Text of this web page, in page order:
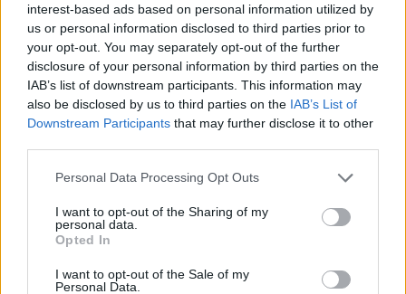
interest-based ads based on personal information utilized by
us or personal information disclosed to third parties prior to
your opt-out. You may separately opt-out of the further
disclosure of your personal information by third parties on the
IAB’s list of downstream participants. This information may
also be disclosed by us to third parties on the IAB’s List of
Downstream Participants that may further disclose it to other
Personal Data Processing Opt Outs
I want to opt-out of the Sharing of my
personal data.
Opted In
I want to opt-out of the Sale of my
Personal Data.
Cím: BÁV ZRt.
1027 Budapest, Csalogány u.
23-33.
Telefon: (06 1) 331 0513
Weboldal:http://bav-art.hu
Bemutatkozás: Az ország legnagyobb múltú, 240 esztendeje
jogfolytonosan működő magyar vállalkozásaként a BÁV ZRt.
óriási tapasztalatával, szakmai tekintélyével és
megbízhatóságával hagyományosan a magyar
műkereskedelem meghatározó szereplője. A 2007-ben
megújult BÁV Aukciósház mára a magyarországi
műkereskedelem egyik legfontosabb színterévé, kereskedelmi
műkereskedelmi üzlethálózatával rendelkező BÁV ZRt.